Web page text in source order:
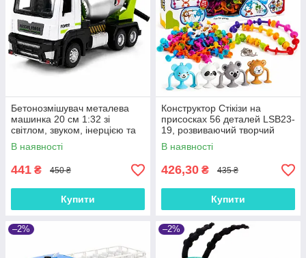
Бетонозмішувач металева
машинка 20 см 1:32 зі
світлом, звуком, інерцією та
гумовими шинами
В наявності
441 ₴ 450 ₴
Купити
Конструктор Стікізи на
присосках 56 деталей LSB23-
19, розвиваючий творчий
набір для дітей від 3 років
В наявності
426,30 ₴ 435 ₴
Купити
–2% –2%